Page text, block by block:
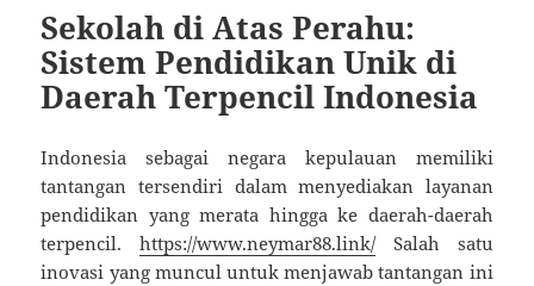
Sekolah di Atas Perahu:
Sistem Pendidikan Unik di
Daerah Terpencil Indonesia
Indonesia sebagai negara kepulauan memiliki
tantangan tersendiri dalam menyediakan layanan
pendidikan yang merata hingga ke daerah-daerah
terpencil.https://www.neymar88.link/Salah satu
inovasi yang muncul untuk menjawab tantangan ini